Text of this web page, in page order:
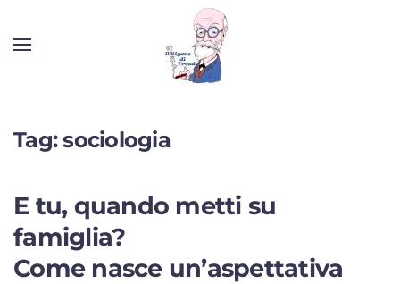
Tag:sociologia
E tu, quando metti su
famiglia?
Come nasce un’aspettativa